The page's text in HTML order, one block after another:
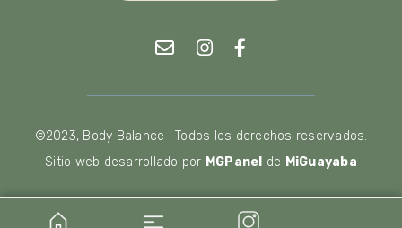
©2023, Body Balance | Todos los derechos reservados.
Sitio web desarrollado por MGPanel de MiGuayaba